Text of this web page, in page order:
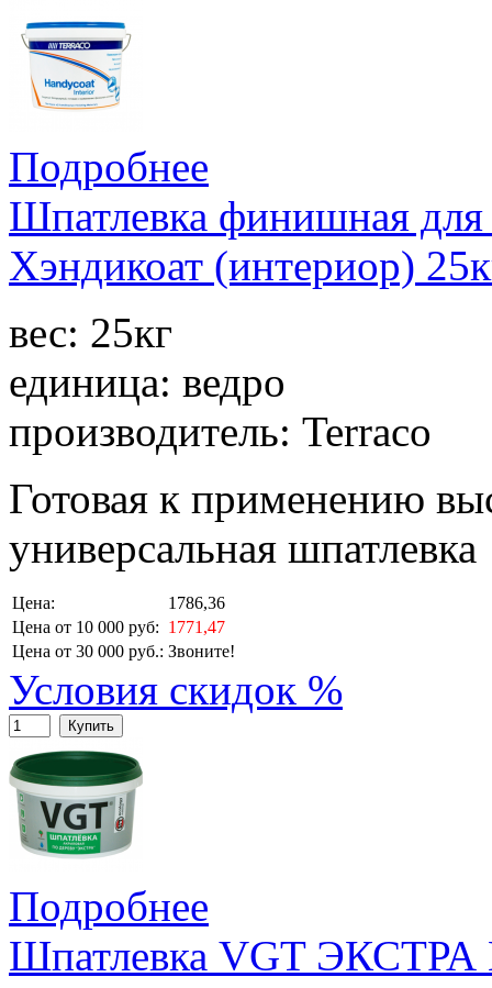
Подробнее
Шпатлевка финишная для
Хэндикоат (интериор)
вес: 25кг
единица: ведро
производитель: Terraco
Готовая к применению
универсальная шпатлевка
Цена:
1786,36
Цена от 10 000 руб: 1771,47
Цена от 30 000 руб.: Звоните!
Условия скидок %
Купить
Подробнее
Шпатлевка VGT